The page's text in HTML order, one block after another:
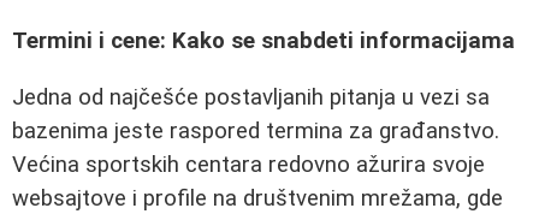
Termini i cene: Kako se snabdeti informacijama
Jedna od najčešće postavljanih pitanja u vezi sa
bazenima jeste raspored termina za građanstvo.
Većina sportskih centara redovno ažurira svoje
websajtove i profile na društvenim mrežama, gde